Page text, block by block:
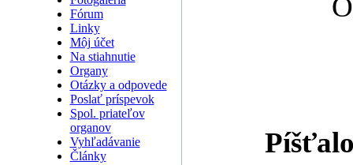
Fórum
Linky
Môj účet
Na stiahnutie
Organy
Otázky a odpovede
Poslať príspevok
Spol. priateľov
organov
Vyhľadávanie
Články